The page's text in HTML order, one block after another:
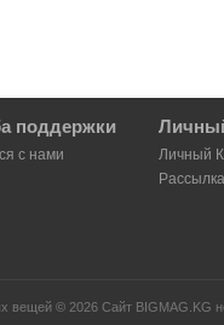
поддержки
с нами
Личный
Рассылка
вещей © 2026 Сайт BIGMAG.KG